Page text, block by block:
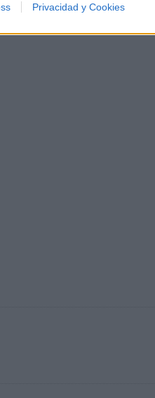
Privacidad y Cookies